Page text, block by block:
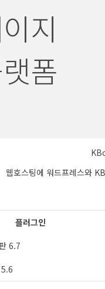
지
폼
웹호스팅에 워드프레스와
플러그인
6.7